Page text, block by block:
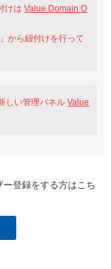
けはValue Domain O
」から紐付けを行って
しい管理パネルValue
登録をする方はこち